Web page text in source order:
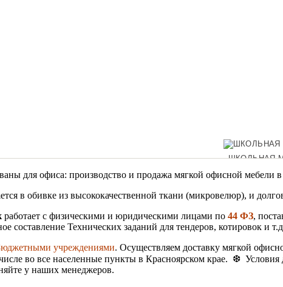
ШКОЛЬНАЯ
ОФИСНЫЕ
для офиса: производство и продажа мягкой офисной мебели
в обивке из высококачественной ткани (микровелюр), и
работает с физическими и юридическими лицами по 44 ФЗ,
составление Технических заданий для тендеров, котировок и
учреждениями. Осуществляем доставку мягкой
во все населенные пункты в Красноярском крае. ❆ Условия
у наших менеджеров.